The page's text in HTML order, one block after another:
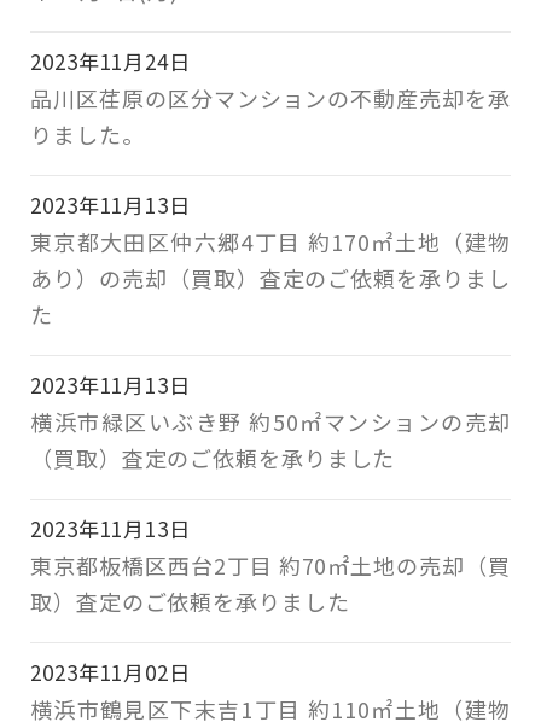
2023年11月24日
品川区荏原の区分マンションの不動産売却を承
りました。
2023年11月13日
東京都大田区仲六郷4丁目 約170㎡土地（建物
あり）の売却（買取）査定のご依頼を承りまし
た
2023年11月13日
横浜市緑区いぶき野 約50㎡マンションの売却
（買取）査定のご依頼を承りました
2023年11月13日
東京都板橋区西台2丁目 約70㎡土地の売却（買
取）査定のご依頼を承りました
2023年11月02日
横浜市鶴見区下末吉1丁目 約110㎡土地（建物